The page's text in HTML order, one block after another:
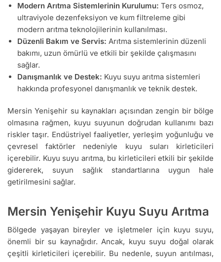
Modern Arıtma Sistemlerinin Kurulumu: Ters osmoz,
ultraviyole dezenfeksiyon ve kum filtreleme gibi
modern arıtma teknolojilerinin kullanılması.
Düzenli Bakım ve Servis: Arıtma sistemlerinin düzenli
bakımı, uzun ömürlü ve etkili bir şekilde çalışmasını
sağlar.
Danışmanlık ve Destek: Kuyu suyu arıtma sistemleri
hakkında profesyonel danışmanlık ve teknik destek.
Mersin Yenişehir su kaynakları açısından zengin bir bölge
olmasına rağmen, kuyu suyunun doğrudan kullanımı bazı
riskler taşır. Endüstriyel faaliyetler, yerleşim yoğunluğu ve
çevresel faktörler nedeniyle kuyu suları kirleticileri
içerebilir. Kuyu suyu arıtma, bu kirleticileri etkili bir şekilde
gidererek, suyun sağlık standartlarına uygun hale
getirilmesini sağlar.
Mersin Yenişehir Kuyu Suyu Arıtma
Bölgede yaşayan bireyler ve işletmeler için kuyu suyu,
önemli bir su kaynağıdır. Ancak, kuyu suyu doğal olarak
çeşitli kirleticileri içerebilir. Bu nedenle, suyun arıtılması,